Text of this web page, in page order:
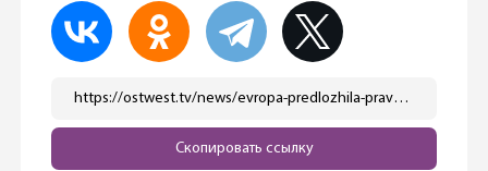
https://ostwest.tv/news/evropa-predlozhila-pravki-k-mirnomu-planu-trampa-dlya-ukrainy/
Скопировать ссылку